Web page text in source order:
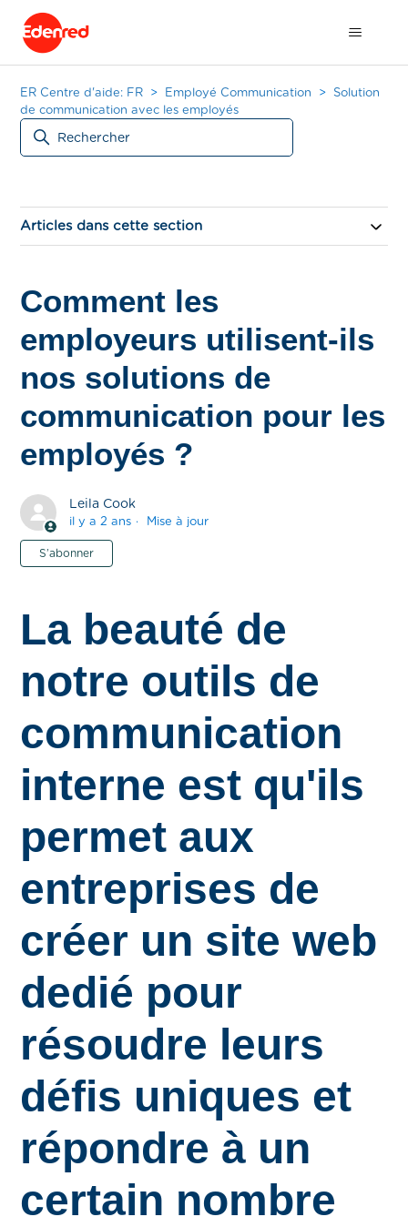
ER Centre d'aide: FR Employé Communication
Solution
de communication avec les employés
Articles dans cette section
Comment les
employeurs utilisent-ils
nos solutions de
communication pour les
employés ?
Leila Cook
il y a 2 ans Mise à jour
S’abonner
La beauté de
notre outils de
communication
interne est qu'ils
permet aux
entreprises de
créer un site web
dedié pour
résoudre leurs
défis uniques et
répondre à un
certain nombre